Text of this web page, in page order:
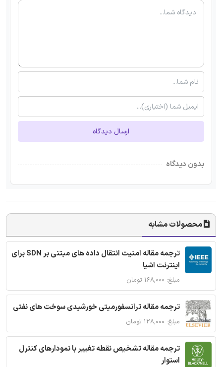
ارسال دیدگاه
بدون دیدگاه
محصولات مشابه
ترجمه مقاله امنیت انتقال داده های مبتنی بر SDN برای
اینترنت اشیا
مبلغ: ۱۶۸,۰۰۰ تومان
ترجمه مقاله ترانسفورمیتی خورشیدی سوخت های نفتی
مبلغ: ۱۲۸,۰۰۰ تومان
ترجمه مقاله تشخیص نقطه تغییر با نمودارهای کنترل
استوار